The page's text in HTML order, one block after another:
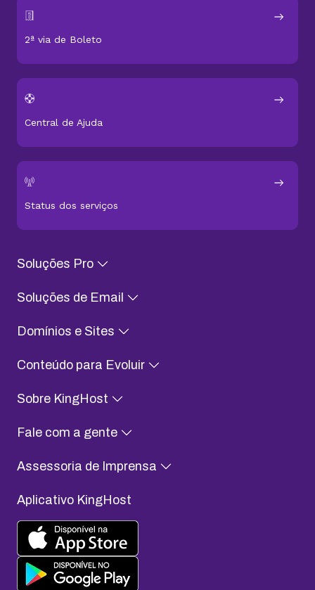
2ª via de Boleto
Central de Ajuda
Status dos serviços
Soluções Pro
Soluções de Email
Domínios e Sites
Conteúdo para Evoluir
Sobre KingHost
Fale com a gente
Assessoria de Imprensa
Aplicativo KingHost